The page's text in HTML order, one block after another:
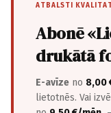
ATBALSTI
Abonē
drukātā
E-avīze no 8,00
lietotnēs. Vai